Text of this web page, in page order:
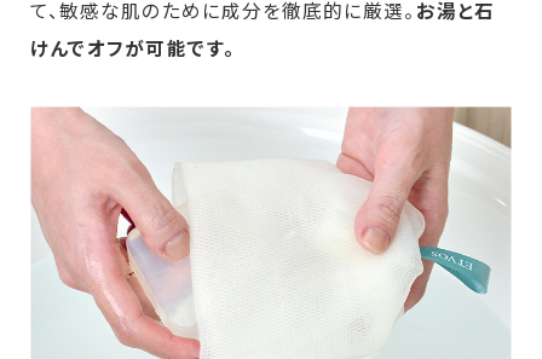
て、敏感な肌のために成分を徹底的に厳選。 お湯と石
けんでオフが可能です。